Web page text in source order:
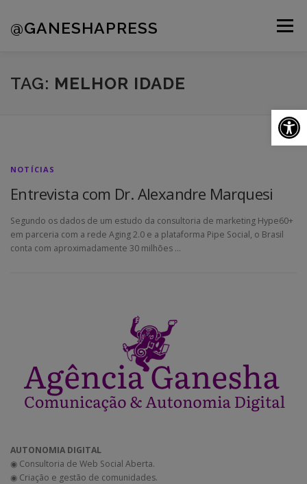
@GANESHAPRESS Menu
A AGÊNCIA CLIENTES PORTFÓLIO
TAG: MELHOR IDADE
NOTÍCIAS
Entrevista com Dr. Alexandre Marquesi
Segundo os dados de um estudo da consultoria de marketing Hype60+
em parceria com a rede Aging 2.0 e a plataforma Pipe Social, o Brasil
conta com aproximadamente 30 milhões …
AUTONOMIA DIGITAL
◉ Consultoria de Web Social Aberta.
◉ Criação e gestão de comunidades.